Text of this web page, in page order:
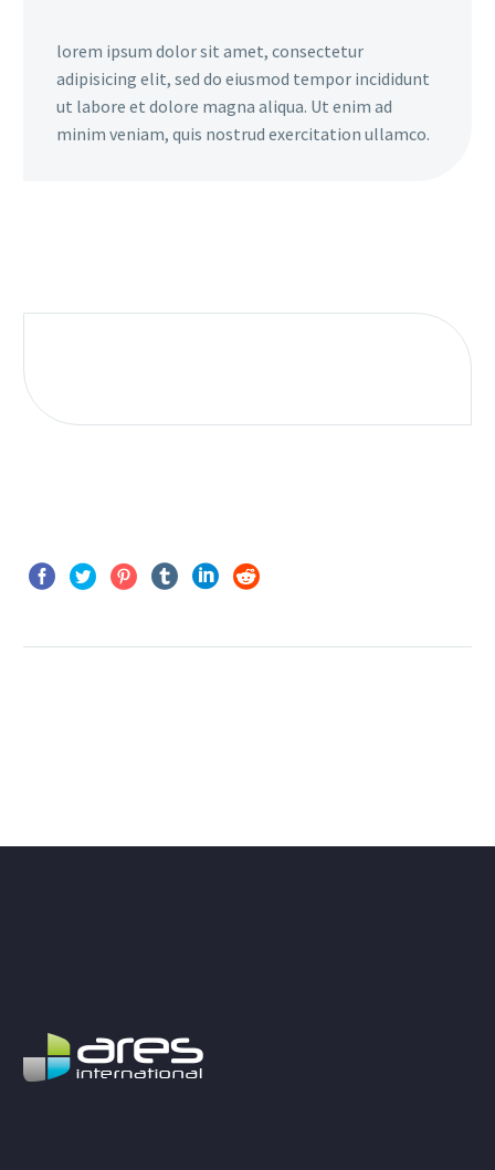
lorem ipsum dolor sit amet, consectetur
adipisicing elit, sed do eiusmod tempor incididunt
ut labore et dolore magna aliqua. Ut enim ad
minim veniam, quis nostrud exercitation ullamco.